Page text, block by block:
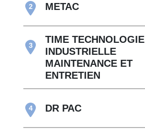
2 METAC
3
TIME TECHNOLOGIE
INDUSTRIELLE
MAINTENANCE ET
ENTRETIEN
4 DR PAC